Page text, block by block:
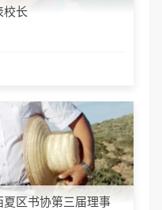
校长
区书协第三届理事